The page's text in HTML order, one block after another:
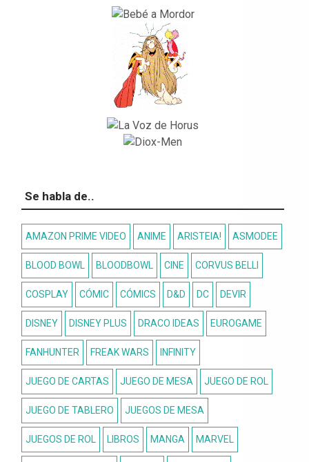
Se habla de..
AMAZON PRIME VIDEO ANIME ARISTEIA! ASMODEE
BLOOD BOWL BLOODBOWL CINE CORVUS BELLI
COSPLAY CÓMIC CÓMICS D&D DC DEVIR
DISNEY DISNEY PLUS DRACO IDEAS EUROGAME
FANHUNTER FREAK WARS INFINITY
JUEGO DE CARTAS JUEGO DE MESA JUEGO DE ROL
JUEGO DE TABLERO JUEGOS DE MESA
JUEGOS DE ROL LIBROS MANGA MARVEL